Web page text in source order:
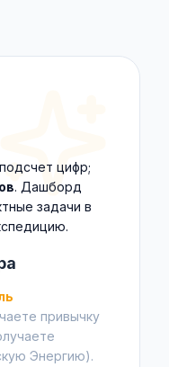
цифр;
. Дашборд
задачи в
привычку
Энергию).